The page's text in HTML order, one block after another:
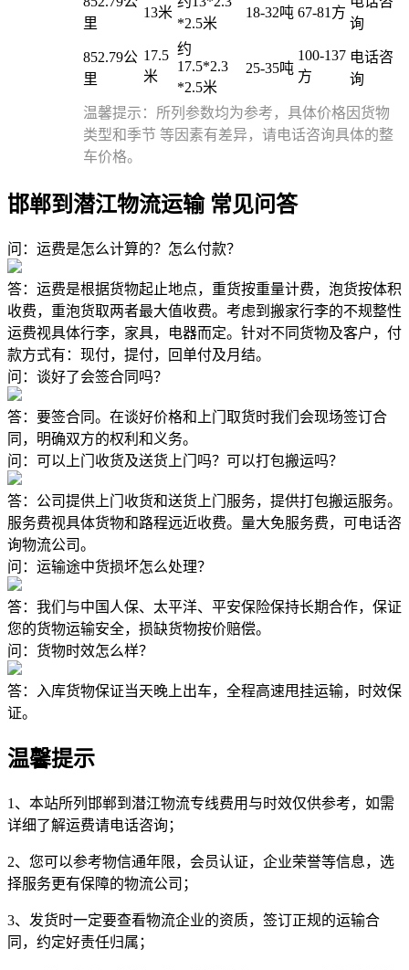
里
13米
*2.5米
18-32吨 67-81方
询
852.79公
里
17.5
米
约
17.5*2.3
*2.5米
25-35吨
100-137
方
电话咨
询
温馨提示：所列参数均为参考，具体价格因货物
类型和季节 等因素有差异，请电话咨询具体的整
车价格。
邯郸到潜江物流运输 常见问答
问：运费是怎么计算的？怎么付款？
答：运费是根据货物起止地点，重货按重量计费，泡货按体积
收费，重泡货取两者最大值收费。考虑到搬家行李的不规整性
运费视具体行李，家具，电器而定。针对不同货物及客户，付
款方式有：现付，提付，回单付及月结。
问：谈好了会签合同吗？
答：要签合同。在谈好价格和上门取货时我们会现场签订合
同，明确双方的权利和义务。
问：可以上门收货及送货上门吗？可以打包搬运吗？
答：公司提供上门收货和送货上门服务，提供打包搬运服务。
服务费视具体货物和路程远近收费。量大免服务费，可电话咨
询物流公司。
问：运输途中货损坏怎么处理？
答：我们与中国人保、太平洋、平安保险保持长期合作，保证
您的货物运输安全，损缺货物按价赔偿。
问：货物时效怎么样？
答：入库货物保证当天晚上出车，全程高速甩挂运输，时效保
证。
温馨提示
1、本站所列邯郸到潜江物流专线费用与时效仅供参考，如需
详细了解运费请电话咨询；
2、您可以参考物信通年限，会员认证，企业荣誉等信息，选
择服务更有保障的物流公司；
3、发货时一定要查看物流企业的资质，签订正规的运输合
同，约定好责任归属；